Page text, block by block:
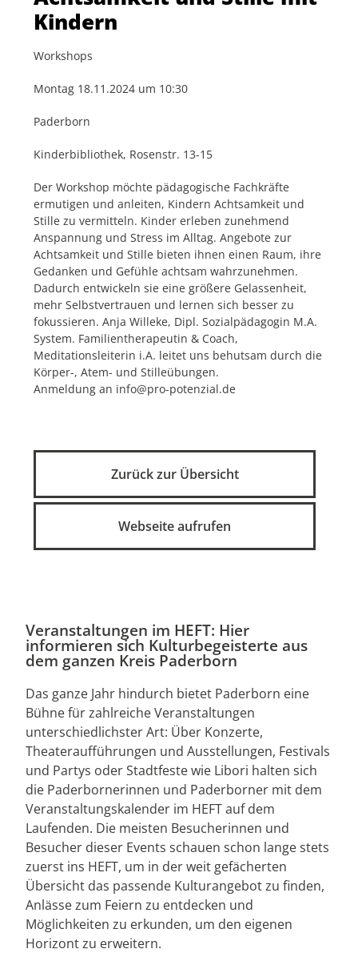
Kindern
Workshops
Montag 18.11.2024 um 10:30
Paderborn
Kinderbibliothek, Rosenstr. 13-15
Der Workshop möchte pädagogische Fachkräfte
ermutigen und anleiten, Kindern Achtsamkeit und
Stille zu vermitteln. Kinder erleben zunehmend
Anspannung und Stress im Alltag. Angebote zur
Achtsamkeit und Stille bieten ihnen einen Raum, ihre
Gedanken und Gefühle achtsam wahrzunehmen.
Dadurch entwickeln sie eine größere Gelassenheit,
mehr Selbstvertrauen und lernen sich besser zu
fokussieren. Anja Willeke, Dipl. Sozialpädagogin M.A.
System. Familientherapeutin & Coach,
Meditationsleiterin i.A. leitet uns behutsam durch die
Körper-, Atem- und Stilleübungen.
Anmeldung an info@pro-potenzial.de
Zurück zur Übersicht
Webseite aufrufen
Veranstaltungen im HEFT: Hier
informieren sich Kulturbegeisterte aus
dem ganzen Kreis Paderborn
Das ganze Jahr hindurch bietet Paderborn eine
Bühne für zahlreiche Veranstaltungen
unterschiedlichster Art: Über Konzerte,
Theateraufführungen und Ausstellungen, Festivals
und Partys oder Stadtfeste wie Libori halten sich
die Paderbornerinnen und Paderborner mit dem
Veranstaltungskalender im HEFT auf dem
Laufenden. Die meisten Besucherinnen und
Besucher dieser Events schauen schon lange stets
zuerst ins HEFT, um in der weit gefächerten
Übersicht das passende Kulturangebot zu finden,
Anlässe zum Feiern zu entdecken und
Möglichkeiten zu erkunden, um den eigenen
Horizont zu erweitern.